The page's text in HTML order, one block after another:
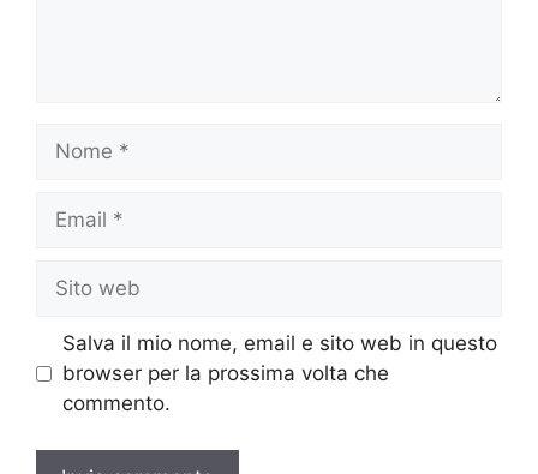
Nome
Email
Sito
web
Salva il mio nome, email e sito web in questo
browser per la prossima volta che
commento.